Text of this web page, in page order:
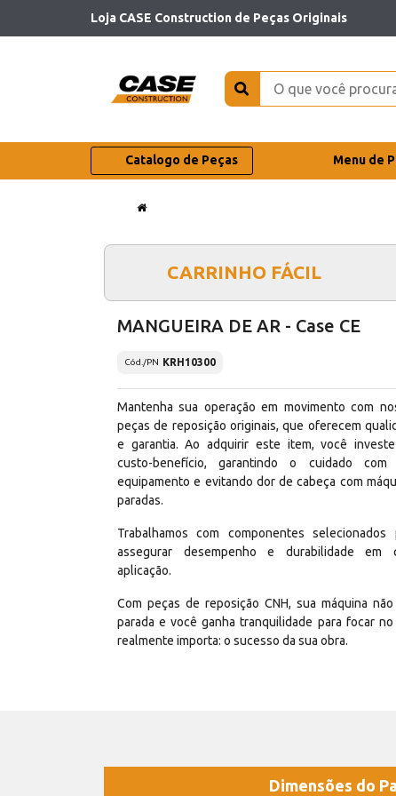
Loja CASE Construction de Peças Originais
Catalogo de Peças Menu de
CARRINHO FÁCIL
MANGUEIRA DE AR - Case CE
Cód./PN KRH10300
Mantenha sua operação em movimento com
peças de reposição originais, que oferecem
e garantia. Ao adquirir este item, você
custo-benefício, garantindo o cuidado com
equipamento e evitando dor de cabeça com
paradas.
Trabalhamos com componentes selecionados
assegurar desempenho e durabilidade em
aplicação.
Com peças de reposição CNH, sua máquina
parada e você ganha tranquilidade para focar no
realmente importa: o sucesso da sua obra.
Dimensões do